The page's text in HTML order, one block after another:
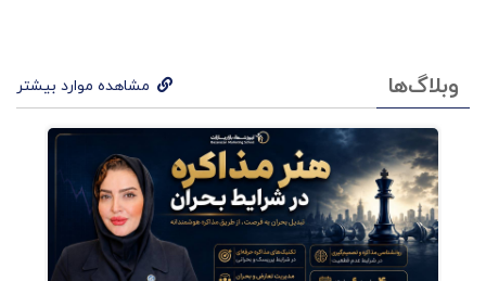
د؛
آن‌ه
ا
تشن
ه‌ی
وبلاگ‌ها مشاهده موارد بیشتر